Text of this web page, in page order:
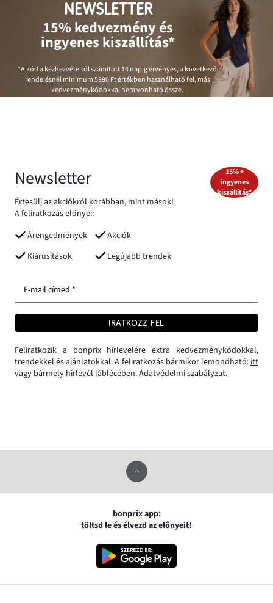
NEWSLETTER
15% kedvezmény és
ingyenes kiszállítás*
*A kód a kézhezvételtől számított 14 napig érvényes, a következő
rendelésnél minimum5990 Ftértékben használható fel, más
kedvezménykódokkal nem vonható össze.
Newsletter
Értesülj az akciókról korábban, mint mások!
A feliratkozás előnyei:
Árengedmények
Akciók
Kiárusítások
Legújabb trendek
15% +
ingyenes
kiszállítás*
E-mail címed *
IRATKOZZ FEL
Feliratkozik a bonprix hírlevelére extra kedvezménykódokkal,
trendekkel és ajánlatokkal. A feliratkozás bármikor lemondható:itt
vagy bármely hírlevél láblécében.Adatvédelmi szabályzat.
bonprix app:
töltsd le és élvezd az előnyeit!